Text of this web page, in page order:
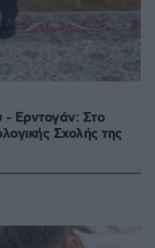
- Ερντογάν: Στο
Σχολής της